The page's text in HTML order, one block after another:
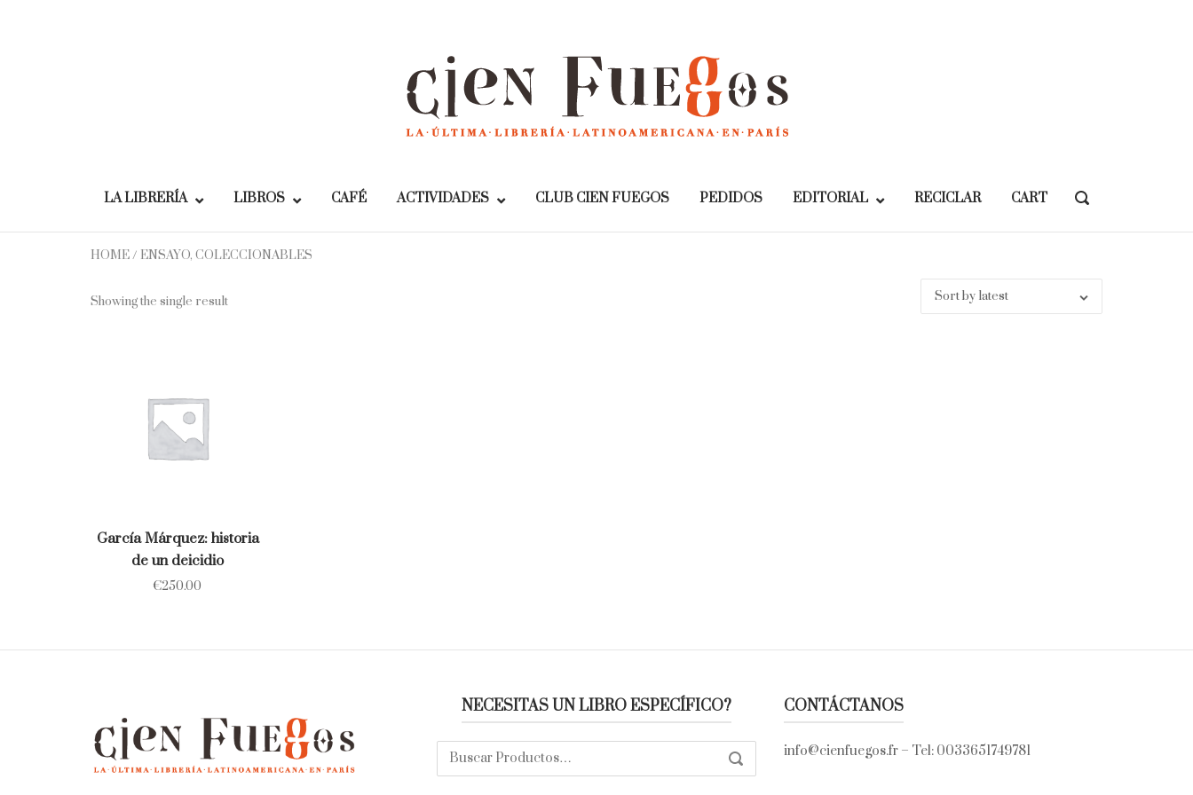
LA LIBRERÍA LIBROS CAFÉ ACTIVIDADES CLUB CIEN FUEGOS PEDIDOS EDITORIAL RECICLAR CART
OPEN
BAR
HOME/ ENSAYO, COLECCIONABLES
Showing the single result Sort by latest
García Márquez: historia
de un deicidio
€250.00
NECESITAS UN LIBRO ESPECÍFICO?
Buscar:
SEARCH
CONTÁCTANOS
info@cienfuegos.fr– Tel: 0033651749781